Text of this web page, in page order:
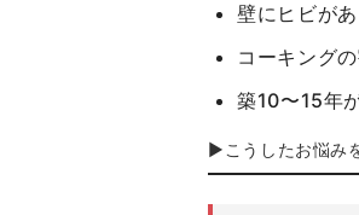
壁にヒビが
コーキング
築10〜15年
▶︎こうしたお悩み